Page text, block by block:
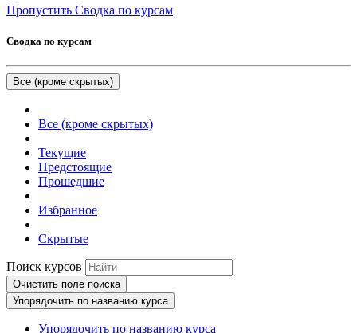
Пропустить Сводка по курсам
Сводка по курсам
Все (кроме скрытых)
Все (кроме скрытых)
Текущие
Предстоящие
Прошедшие
Избранное
Скрытые
Поиск курсов
Очистить поле поиска
Упорядочить по названию курса
Упорядочить по названию курса